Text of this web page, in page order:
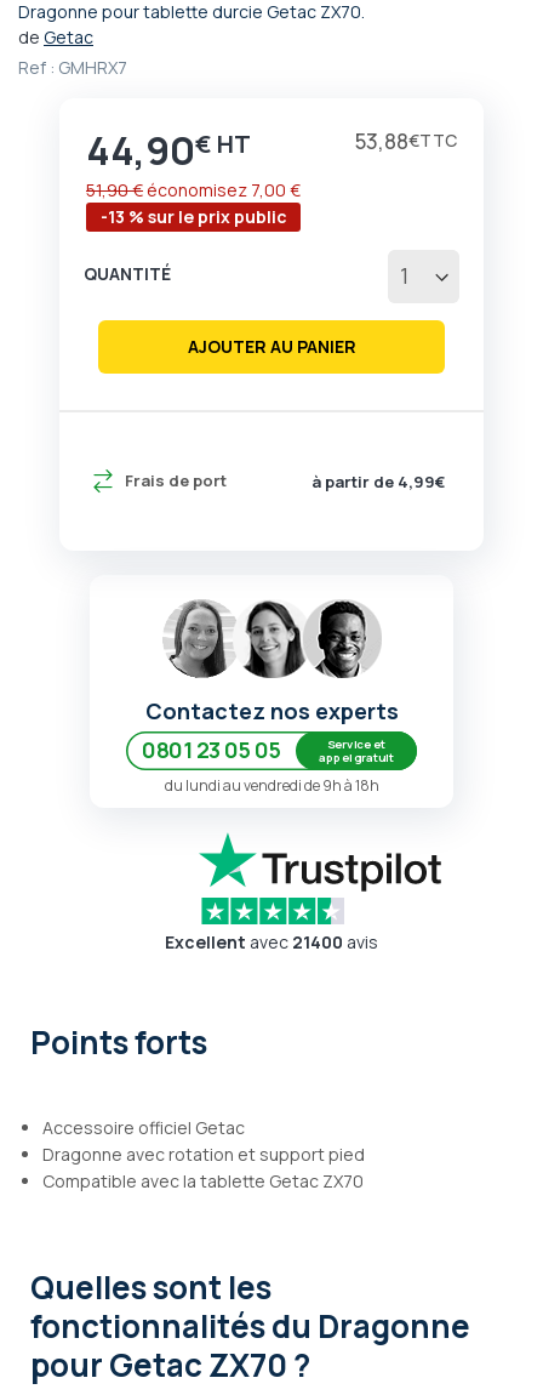
Dragonne pour tablette durcie Getac ZX70.
de Getac
Ref : GMHRX7
Prix
44,90€ 53,88€
-13 % sur le prix public
51,90 € économisez 7,00 €
Frais de port à partir de 4,99€
QUANTITÉ
AJOUTER AU PANIER
Passer
au
début
Contactez nos experts
0801 23 05 05
Service et
appel gratuit
du lundi au vendredi de 9h à 18h
Excellent avec 21400 avis
Points forts
Accessoire officiel Getac
Dragonne avec rotation et support pied
Compatible avec la tablette Getac ZX70
Quelles sont les
fonctionnalitésdu Dragonne
pour Getac ZX70 ?